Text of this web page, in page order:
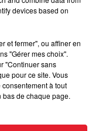
devices based on
et fermer", ou affiner en
"Gérer mes choix".
"Continuer sans
pour ce site. Vous
à tout
bas de chaque page.